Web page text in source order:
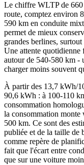
Le chiffre WLTP de
route, comptez environ
590 km en conduite
permet de mieux
grandes berlines,
Une attente quotidienne
autour de 540-580 km -
charger moins souvent
À partir des 13,7 kWh/
90,6 kWh : à 100-110
consommation
la consommation
500 km. Ce sont des
publiée et de la taille de
comme repère de
fait que l'écart entre
que sur une voiture